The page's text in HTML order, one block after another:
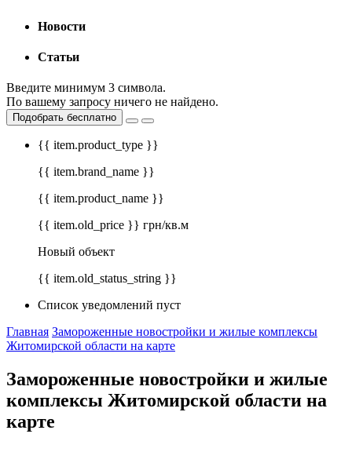
Новости
Статьи
Введите минимум 3 символа.
По вашему запросу ничего не найдено.
Подобрать бесплатно
{{ item.product_type }}
{{ item.brand_name }}
{{ item.product_name }}
{{ item.old_price }} грн/кв.м
Новый объект
{{ item.old_status_string }}
Список уведомлений пуст
Главная Замороженные новостройки и жилые комплексы
Житомирской области на карте
Замороженные новостройки и жилые
комплексы Житомирской области на
карте